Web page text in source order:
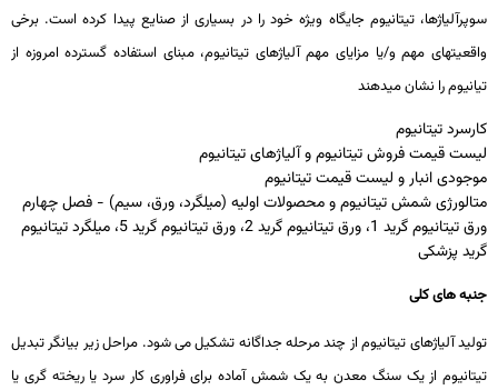
سوپرآلیاژها، تیتانیوم جایگاه ویژه خود را در بسیاری از صنایع پیدا کرده است. برخی
واقعیت­های مهم و/یا مزایای مهم آلیاژهای تیتانیوم، مبنای استفاده گسترده امروزه از
تیانیوم را نشان می­دهند
کارسرد تیتانیوم
لیست قیمت فروش تیتانیوم و آلیاژهای تیتانیوم
موجودی انبار و لیست قیمت تیتانیوم
متالورژی شمش تیتانیوم و محصولات اولیه (میلگرد، ورق، سیم) - فصل چهارم
ورق تیتانیوم گرید 1، ورق تیتانیوم گرید 2، ورق تیتانیوم گرید 5، میلگرد تیتانیوم
گرید پزشکی
جنبه­ های کلی
تولید آلیاژهای تیتانیوم از چند مرحله­ جداگانه تشکیل می­ شود. مراحل زیر بیان­گر تبدیل
تیتانیوم از یک سنگ­ معدن به یک شمش آماده برای فراوری کار سرد یا ریخته­ گری یا